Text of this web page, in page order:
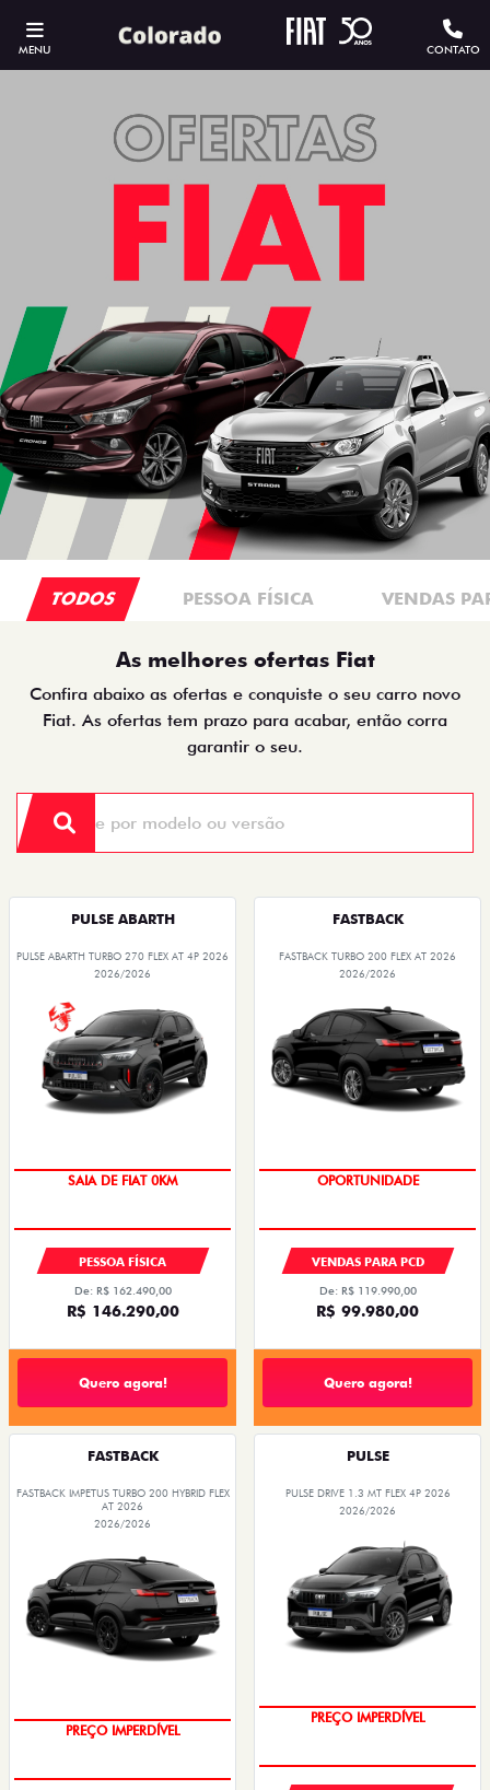
MENU CONTATO
TODOS PESSOA FÍSICA VENDAS
As melhores ofertas Fiat
Confira abaixo as ofertas e conquiste o seu carro novo
Fiat. As ofertas tem prazo para acabar, então corra
garantir o seu.
PULSE ABARTH
PULSE ABARTH TURBO 270 FLEX AT 4P 2026
2026/2026
SAIA DE FIAT 0KM
PESSOA FÍSICA
De: R$ 162.490,00
R$ 146.290,00
Quero agora!
FASTBACK
FASTBACK TURBO 200 FLEX AT 2026
2026/2026
OPORTUNIDADE
VENDAS PARA PCD
De: R$ 119.990,00
R$ 99.980,00
Quero agora!
FASTBACK
FASTBACK IMPETUS TURBO 200 HYBRID FLEX
AT 2026
2026/2026
PREÇO IMPERDÍVEL
PULSE
PULSE DRIVE 1.3 MT FLEX 4P 2026
2026/2026
PREÇO IMPERDÍVEL